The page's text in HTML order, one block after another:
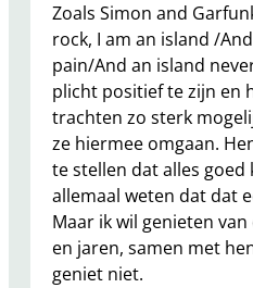
Zoals Simon and
rock, I am an island /
pain/And an island
plicht positief te zijn en
trachten zo sterk
ze hiermee omgaan.
te stellen dat alles
allemaal weten dat dat
Maar ik wil genieten
en jaren, samen met
geniet niet.